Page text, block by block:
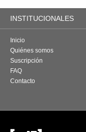
INSTITUCIONALES
Inicio
Quiénes somos
Suscripción
FAQ
Contacto